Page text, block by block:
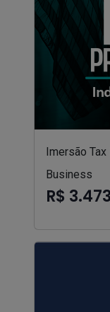
Imersão
Business
R$